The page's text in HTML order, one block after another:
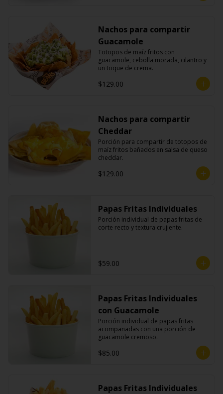
Nachos para compartir
Guacamole
Totopos de maíz fritos con
guacamole, cebolla morada, cilantro y
un toque de crema.
$129.00
Nachos para compartir
Cheddar
Porción para compartir de totopos de
maíz fritos bañados en salsa de queso
cheddar.
$129.00
Papas Fritas Individuales
Porción individual de papas fritas de
corte recto y textura crujiente.
$59.00
Papas Fritas Individuales
con Guacamole
Porción individual de papas fritas
acompañadas con una porción de
guacamole cremoso.
$85.00
Papas Fritas Individuales